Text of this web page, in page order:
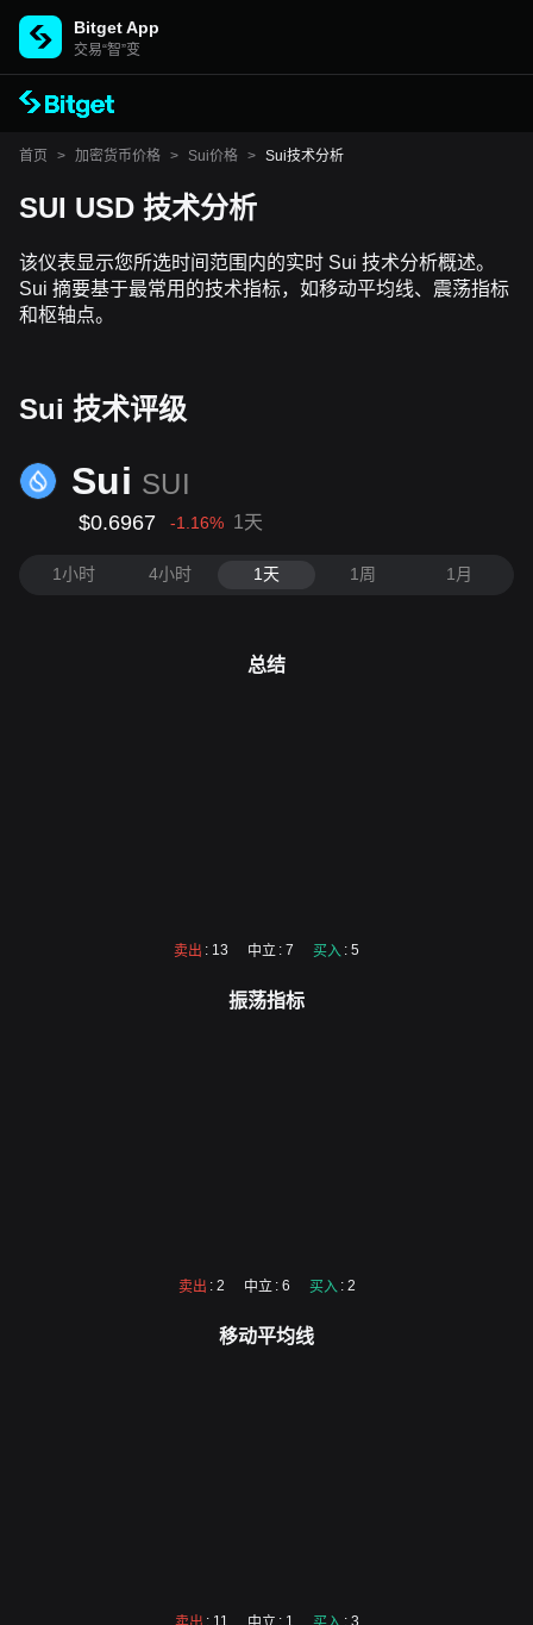
Bitget App
交易“智”变
首页 > 加密货币价格 > Sui价格 > Sui技术分析
SUI USD 技术分析
该仪表显示您所选时间范围内的实时 Sui 技术分析概述。
Sui 摘要基于最常用的技术指标，如移动平均线、震荡指标
和枢轴点。
Sui 技术评级
Sui SUI
$0.6967 -1.16% 1天
1小时 4小时 1天 1周 1月
总结
卖出 : 13 中立 : 7 买入 : 5
振荡指标
卖出 : 2 中立 : 6 买入 : 2
移动平均线
: 11 : 1 : 3